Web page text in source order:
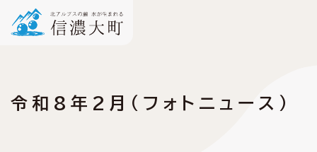
令和8年2月（フォトニュース）